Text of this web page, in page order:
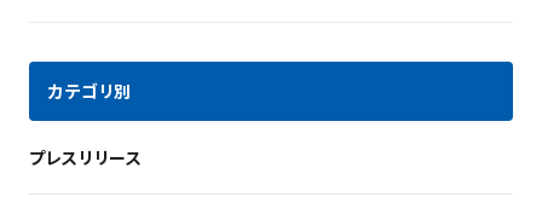
カテゴリ別
プレスリリース